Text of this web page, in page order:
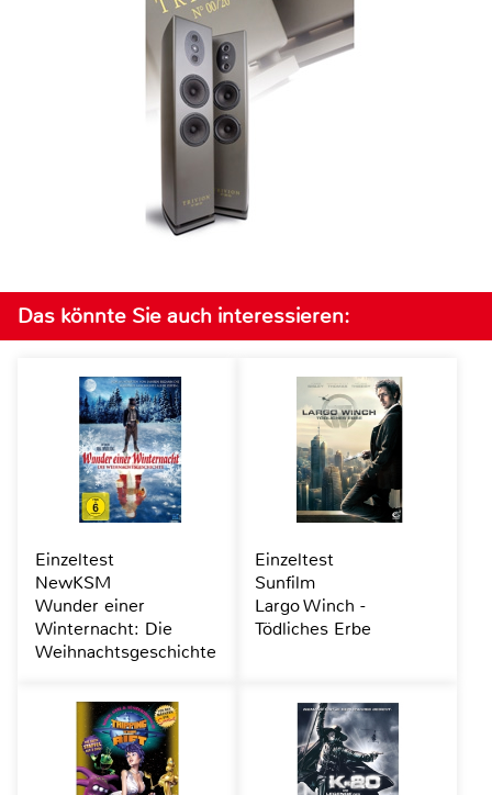
Das könnte Sie auch interessieren:
Einzeltest
NewKSM
Wunder einer
Winternacht: Die
Weihnachtsgeschichte
Einzeltest
Sunfilm
Largo Winch -
Tödliches Erbe